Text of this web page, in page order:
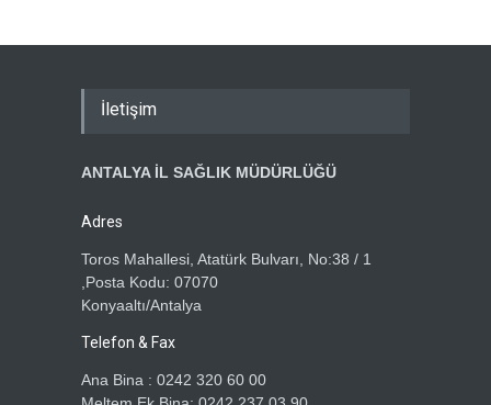
İletişim
ANTALYA İL SAĞLIK MÜDÜRLÜĞÜ
Adres
Toros Mahallesi, Atatürk Bulvarı, No:38 / 1
,Posta Kodu: 07070
Konyaaltı/Antalya
Telefon & Fax
Ana Bina : 0242 320 60 00